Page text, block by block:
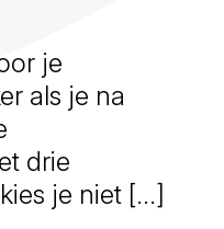
je
als je na
drie
je niet […]